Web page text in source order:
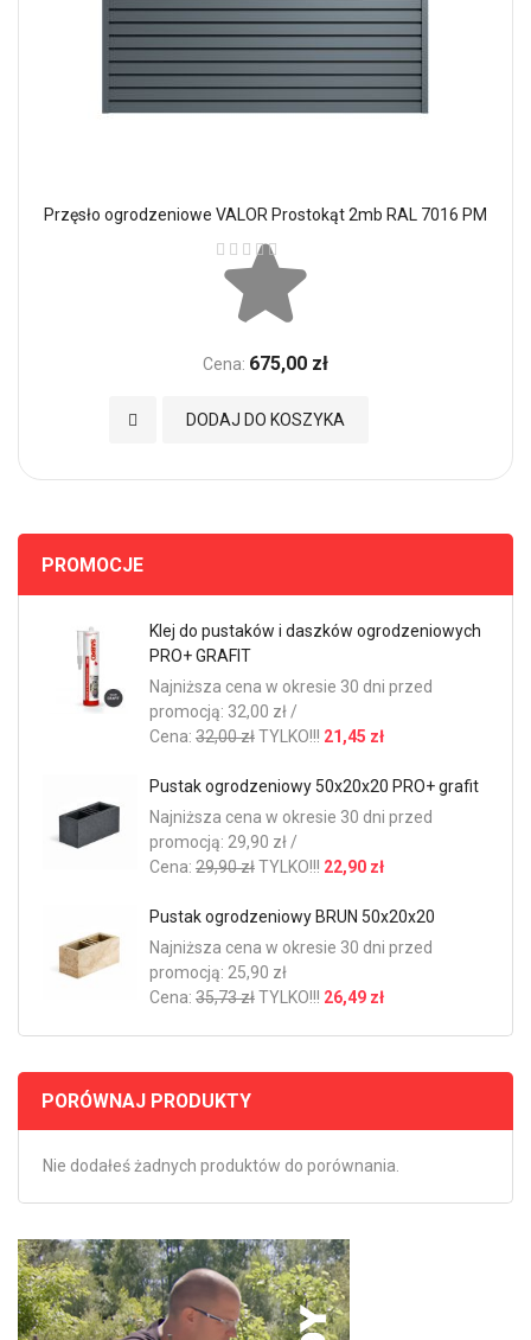
Przęsło ogrodzeniowe VALOR Prostokąt 2mb RAL 7016 PM
Ocena:
Cena: 675,00 zł
DODAJ DO KOSZYKA
Dodaj do Ulubionych
PROMOCJE
Klej do pustaków i daszków ogrodzeniowych
PRO+ GRAFIT
Najniższa cena w okresie 30 dni przed
promocją: 32,00 zł /
Cena: 32,00 złTYLKO!!! 21,45 zł
Pustak ogrodzeniowy 50x20x20 PRO+ grafit
Najniższa cena w okresie 30 dni przed
promocją: 29,90 zł /
Cena: 29,90 złTYLKO!!! 22,90 zł
Pustak ogrodzeniowy BRUN 50x20x20
Najniższa cena w okresie 30 dni przed
promocją: 25,90 zł
Cena: 35,73 złTYLKO!!! 26,49 zł
PORÓWNAJ PRODUKTY
Nie dodałeś żadnych produktów do porównania.